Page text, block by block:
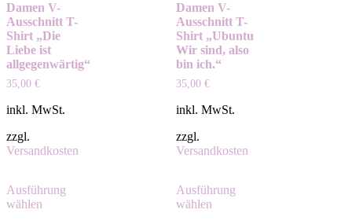
Damen V-
Ausschnitt T-
Shirt „Die
Liebe ist
allgegenwärtig“
35,00 €
inkl. MwSt.
zzgl.
Versandkosten
Ausführung
wählen
Damen V-
Ausschnitt T-
Shirt „Ubuntu
Wir sind, also
bin ich.“
35,00 €
inkl. MwSt.
zzgl.
Versandkosten
Ausführung
wählen